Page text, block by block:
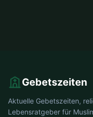
Gebetszeiten
Aktuelle Gebetszeiten,
Lebensratgeber für